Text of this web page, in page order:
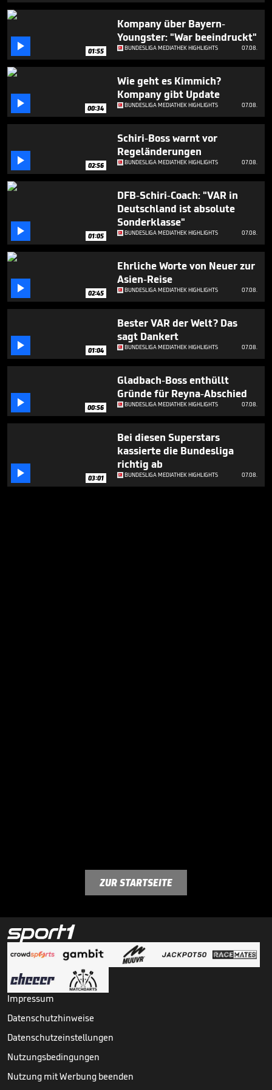
seconds
 01:55
Kompany über Bayern-
Youngster: "War beeindruckt"
BUNDESLIGA MEDIATHEK HIGHLIGHTS 07.08.
 00:34
Wie geht es Kimmich?
Kompany gibt Update
BUNDESLIGA MEDIATHEK HIGHLIGHTS 07.08.
 02:56
Schiri-Boss warnt vor
Regeländerungen
BUNDESLIGA MEDIATHEK HIGHLIGHTS 07.08.
 01:05
DFB-Schiri-Coach: "VAR in
Deutschland ist absolute
Sonderklasse"
BUNDESLIGA MEDIATHEK HIGHLIGHTS 07.08.
 02:45
Ehrliche Worte von Neuer zur
Asien-Reise
BUNDESLIGA MEDIATHEK HIGHLIGHTS 07.08.
 01:04
Bester VAR der Welt? Das
sagt Dankert
BUNDESLIGA MEDIATHEK HIGHLIGHTS 07.08.
 00:56
Gladbach-Boss enthüllt
Gründe für Reyna-Abschied
BUNDESLIGA MEDIATHEK HIGHLIGHTS 07.08.
 03:01
Bei diesen Superstars
kassierte die Bundesliga
richtig ab
BUNDESLIGA MEDIATHEK HIGHLIGHTS 07.08.
ZUR STARTSEITE
Impressum
Datenschutzhinweise
Datenschutzeinstellungen
Nutzungsbedingungen
Nutzung mit Werbung beenden